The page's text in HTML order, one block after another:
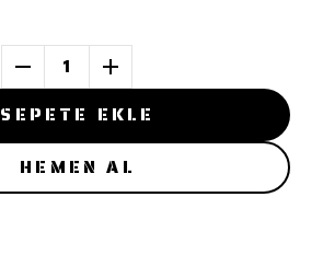
1
SEPETE EKLE
HEMEN AL